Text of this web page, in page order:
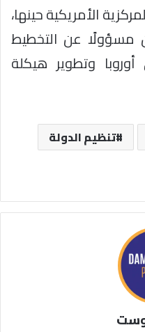
الأمريكية حينها،
مسؤولًا عن التخطيط
وتطوير هيكلة
تنظيم الدولة